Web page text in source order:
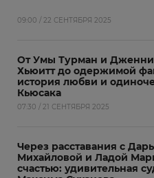
09:00 / 22 СЕНТЯБРЯ 2025
От Умы Турман и
Хьюитт до одержимой
история любви и
Кьюсака
07:30 / 21 СЕНТЯБРЯ 2025
Через расставания с
Михайловой и Ладой
счастью: удивительная